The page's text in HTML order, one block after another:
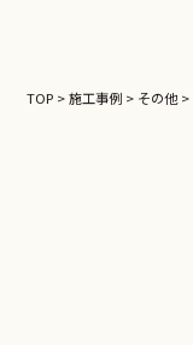
TOP > 施工事例 > その他 >